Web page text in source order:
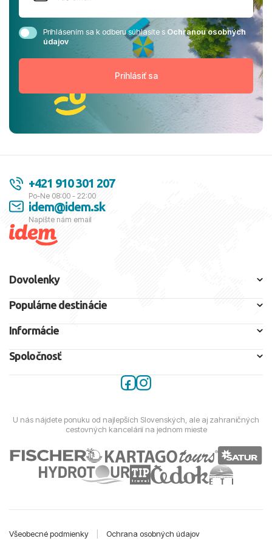
Prihlásením sa k odberu súhlasíte sOchranou osobných
údajov
+421 910 301 207
Po-Ne 08:00 - 22:00
idem@idem.sk
Napíšte nám email
Dovolenky
Populárne destinácie
Informácie
Spoločnosť
U nás nájdete ponuku od najlepších Slovenských, ale aj zahraničných
cestovných kancelárií na jednom mieste
Všeobecné podmienky Ochrana osobných údajov